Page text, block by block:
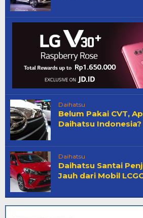
Daihatsu
Belum Pakai CVT,
Daihatsu Indonesia?
Daihatsu
Daihatsu Santai
Jauh dari Mobil